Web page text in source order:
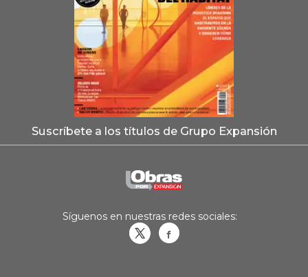
Suscríbete a los títulos de Grupo Expansión
Síguenos en nuestras redes sociales: